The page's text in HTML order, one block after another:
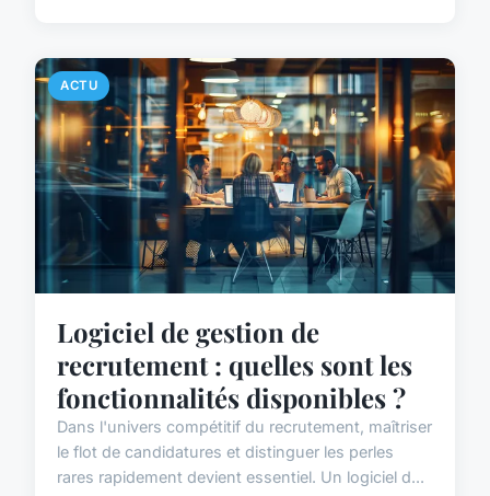
ACTU
Logiciel de gestion de
recrutement : quelles sont les
fonctionnalités disponibles ?
Dans l'univers compétitif du recrutement, maîtriser
le flot de candidatures et distinguer les perles
rares rapidement devient essentiel. Un logiciel d...